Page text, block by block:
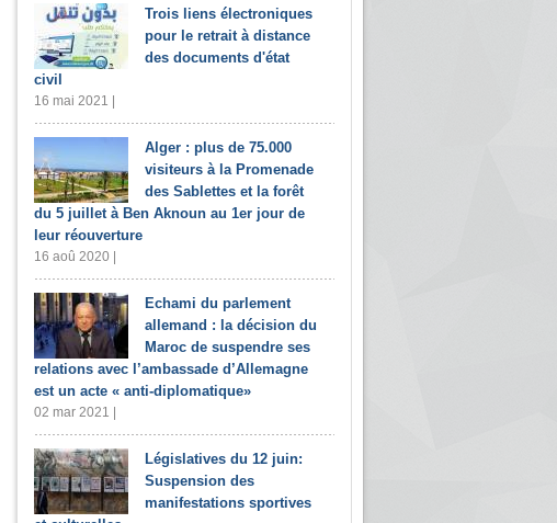
Trois liens électroniques
pour le retrait à distance
des documents d'état
civil
16 mai 2021 |
Alger : plus de 75.000
visiteurs à la Promenade
des Sablettes et la forêt
du 5 juillet à Ben Aknoun au 1er jour de
leur réouverture
16 aoû 2020 |
Echami du parlement
allemand : la décision du
Maroc de suspendre ses
relations avec l’ambassade d’Allemagne
est un acte « anti-diplomatique»
02 mar 2021 |
Législatives du 12 juin:
Suspension des
manifestations sportives